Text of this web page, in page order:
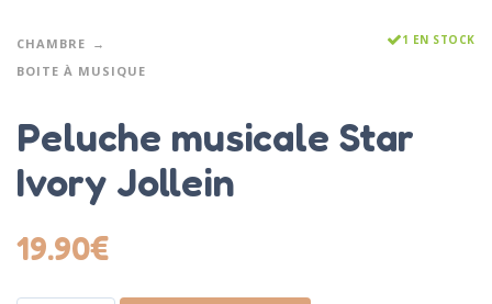
CHAMBRE
BOITE À MUSIQUE
1 EN STOCK
Peluche musicale Star
Ivory Jollein
19.90€